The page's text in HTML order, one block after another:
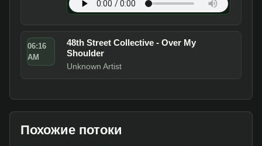
06:16
AM
48th Street Collective - Over My
Shoulder
Unknown Artist
Похожие потоки